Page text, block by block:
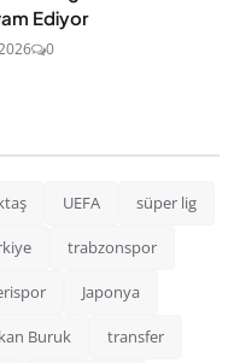
Ediyor
0
UEFA süper lig
trabzonspor
Japonya
Buruk transfer